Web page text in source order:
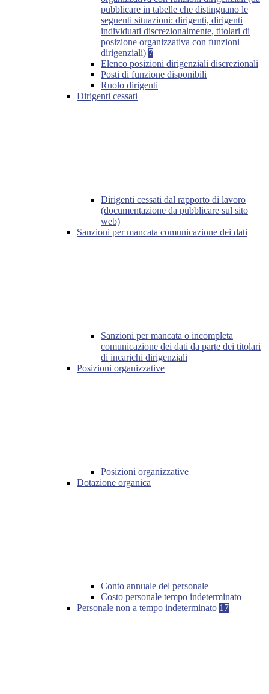
pubblicare in tabelle che distinguano le
seguenti situazioni: dirigenti, dirigenti
individuati discrezionalmente, titolari di
posizione organizzativa con funzioni
dirigenziali) 7
Elenco posizioni dirigenziali discrezionali
Posti di funzione disponibili
Ruolo dirigenti
Dirigenti cessati
Dirigenti cessati dal rapporto di lavoro
(documentazione da pubblicare sul sito
web)
Sanzioni per mancata comunicazione dei dati
Sanzioni per mancata o incompleta
comunicazione dei dati da parte dei titolari
di incarichi dirigenziali
Posizioni organizzative
Posizioni organizzative
Dotazione organica
Conto annuale del personale
Costo personale tempo indeterminato
Personale non a tempo indeterminato 17